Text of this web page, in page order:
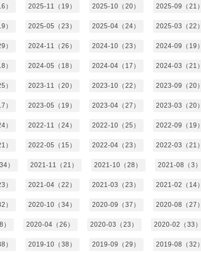
） 2025-11（19） 2025-10（20） 2025-09（21）
） 2025-05（23） 2025-04（24） 2025-03（22）
） 2024-11（26） 2024-10（23） 2024-09（19）
） 2024-05（18） 2024-04（17） 2024-03（21）
） 2023-11（20） 2023-10（22） 2023-09（20）
） 2023-05（19） 2023-04（27） 2023-03（20）
） 2022-11（24） 2022-10（25） 2022-09（19）
） 2022-05（15） 2022-04（23） 2022-03（21）
） 2021-11（21） 2021-10（28） 2021-08（3）
） 2021-04（22） 2021-03（23） 2021-02（14）
） 2020-10（34） 2020-09（37） 2020-08（27）
2020-04（26） 2020-03（23） 2020-02（33）
） 2019-10（38） 2019-09（29） 2019-08（32）